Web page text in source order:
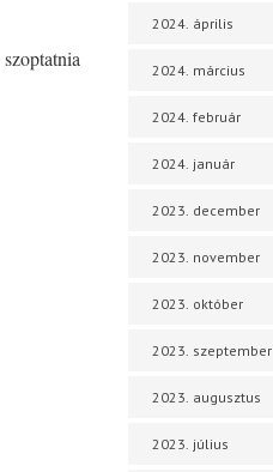
2024. április
2024. március
2024. február
2024. január
2023. december
2023. november
2023. október
2023. szeptember
2023. augusztus
2023. július